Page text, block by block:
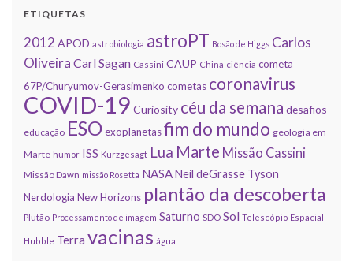
ETIQUETAS
2012 APOD astrobiologia astroPT Bosão de Higgs Carlos
Oliveira Carl Sagan Cassini CAUP China ciência cometa
67P/Churyumov-Gerasimenko cometas coronavirus
COVID-19 Curiosity céu da semana desafios
educação ESOexoplanetasfim do mundo geologia em
Marte humor ISS Kurzgesagt Lua Marte Missão Cassini
Missão Dawn missão Rosetta NASANeil deGrasse Tyson
Nerdologia New Horizons plantão da descoberta
Plutão Processamento de imagem Saturno SDO Sol Telescópio Espacial
Hubble Terra vacinas água